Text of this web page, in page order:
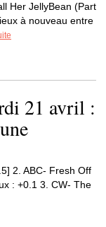
Her JellyBean (Part
à nouveau entre
21 avril :
2. ABC- Fresh Off
: +0.1 3. CW- The